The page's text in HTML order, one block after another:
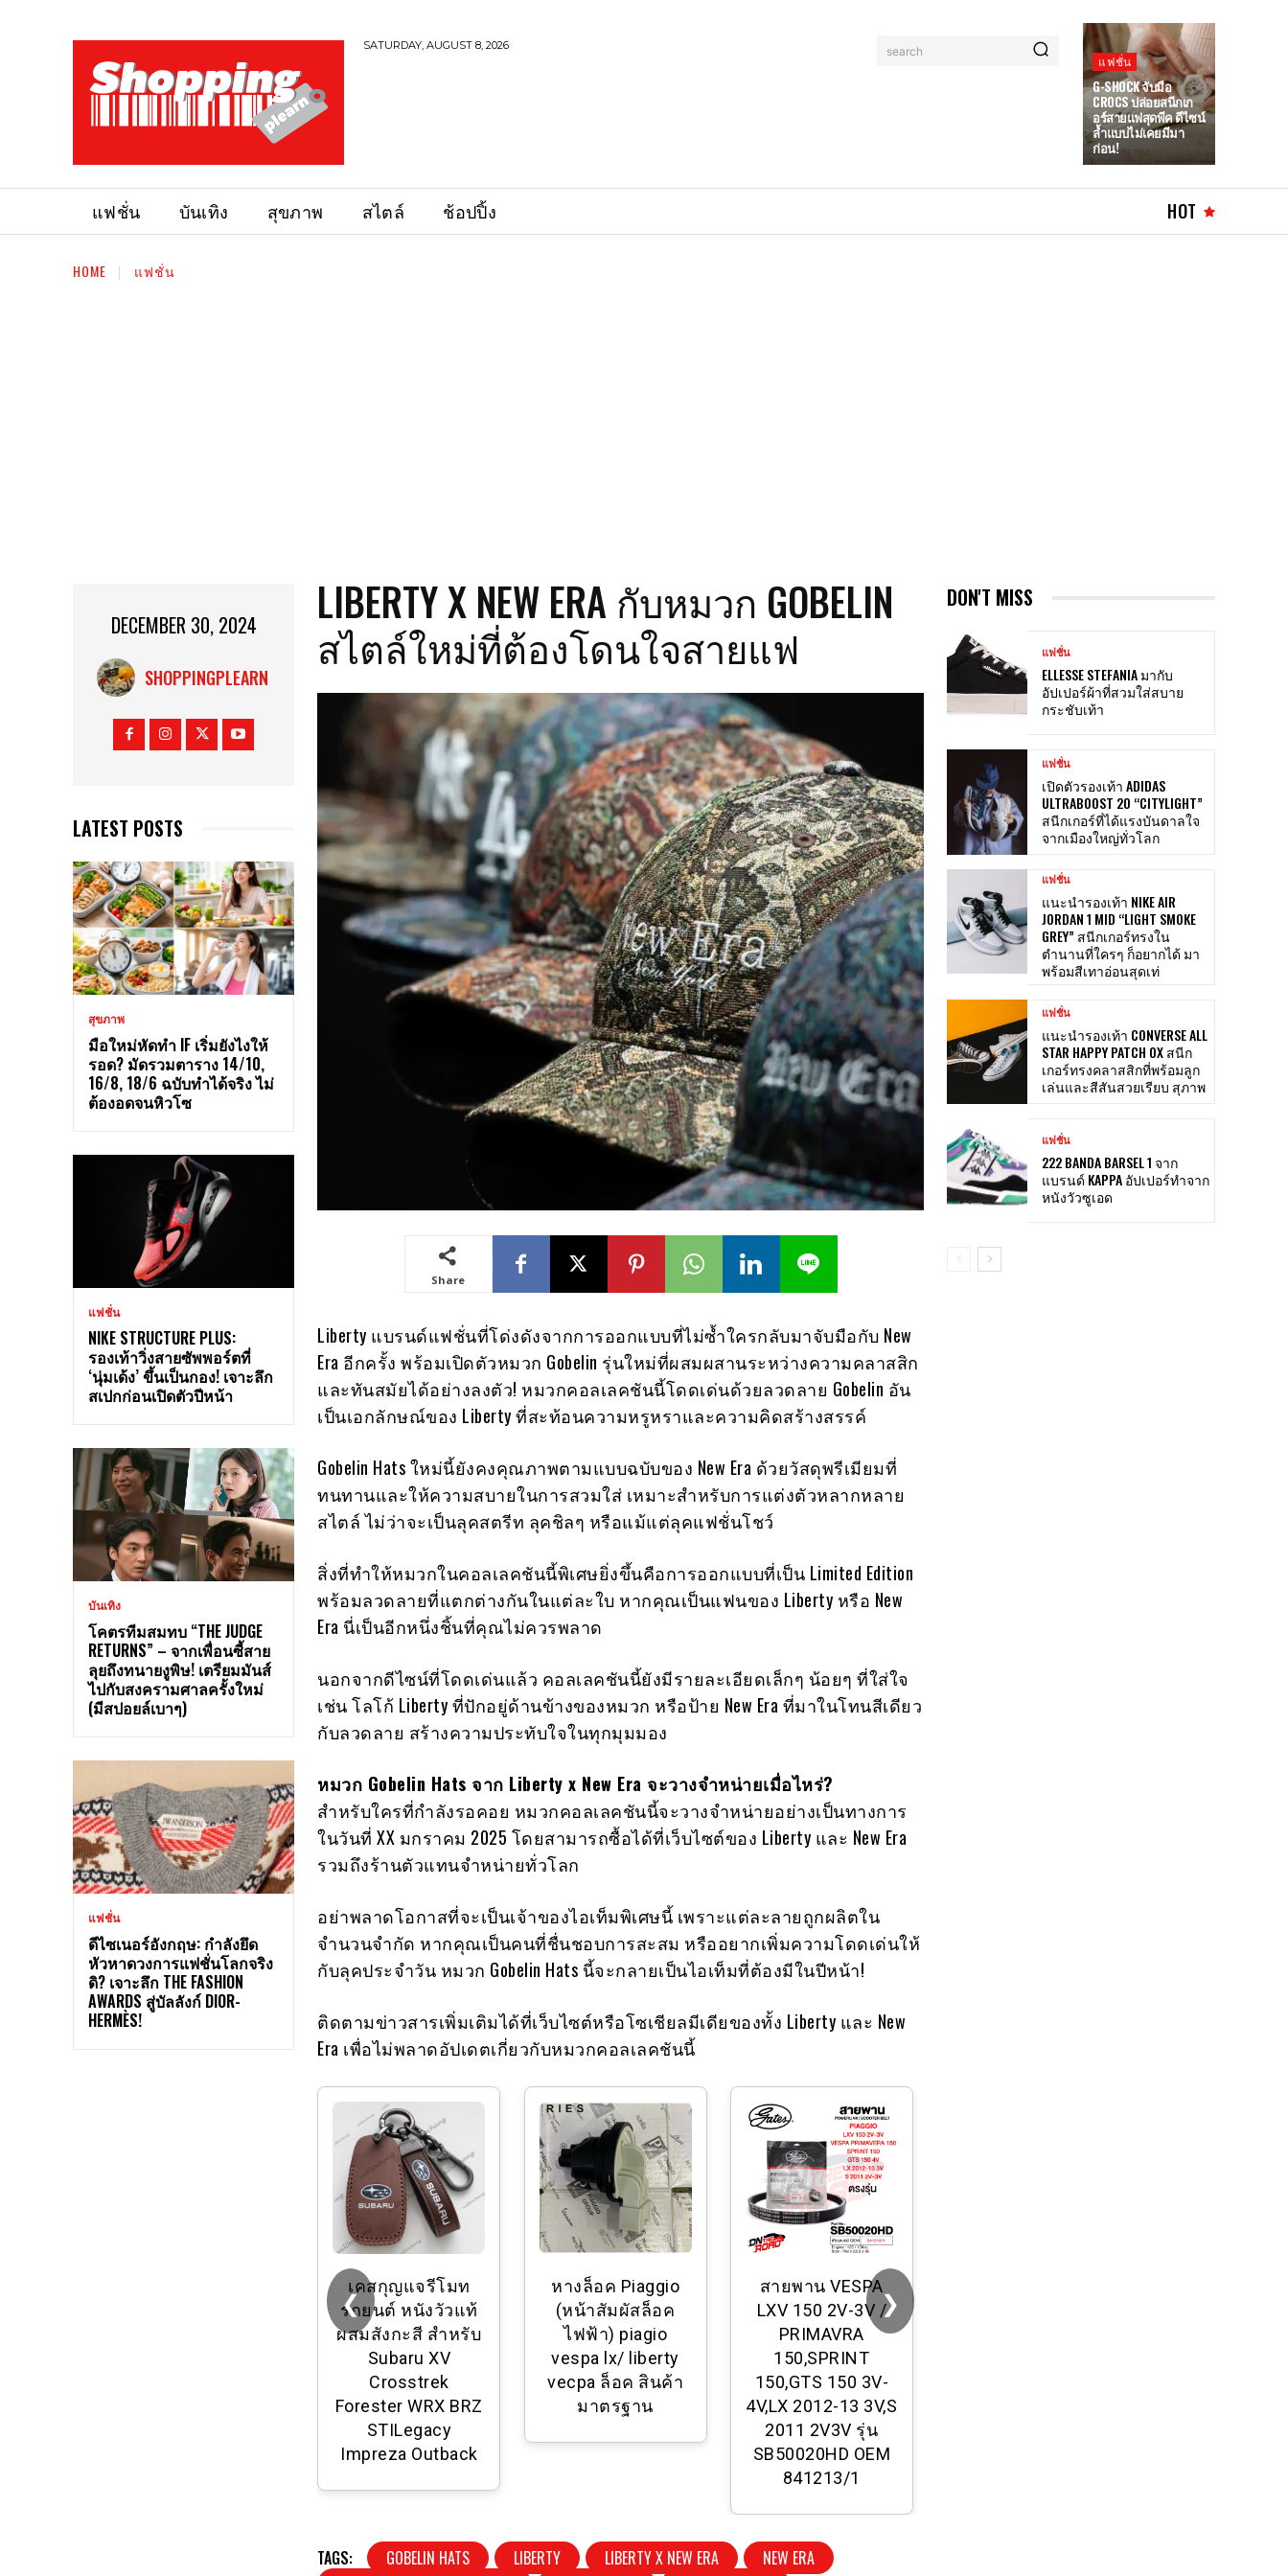
SATURDAY, AUGUST 8, 2026 search
แฟชั่น
G-SHOCK จับมือ
CROCS ปล่อยสนีกเก
อร์สายแฟสุดพีค ดีไซน์
ล้ำแบบไม่เคยมีมา
ก่อน!
แฟชั่น บันเทิง สุขภาพ สไตล์ ช้อปปิ้ง HOT
HOME แฟชั่น
DECEMBER 30, 2024
SHOPPINGPLEARN
LATEST POSTS
สุขภาพ
มือใหม่หัดทำ IF เริ่มยังไงให้
รอด? มัดรวมตาราง 14/10,
16/8, 18/6 ฉบับทำได้จริง ไม่
ต้องอดจนหิวโซ
แฟชั่น
NIKE STRUCTURE PLUS:
รองเท้าวิ่งสายซัพพอร์ตที่
‘นุ่มเด้ง’ ขึ้นเป็นกอง! เจาะลึก
สเปกก่อนเปิดตัวปีหน้า
บันเทิง
โคตรทีมสมทบ “THE JUDGE
RETURNS” – จากเพื่อนซี้สาย
ลุยถึงทนายงูพิษ! เตรียมมันส์
ไปกับสงครามศาลครั้งใหม่
(มีสปอยล์เบาๆ)
แฟชั่น
ดีไซเนอร์อังกฤษ: กำลังยึด
หัวหาดวงการแฟชั่นโลกจริง
ดิ? เจาะลึก THE FASHION
AWARDS สู่บัลลังก์ DIOR-
HERMÈS!
LIBERTY X NEW ERA กับหมวก GOBELIN
สไตล์ใหม่ที่ต้องโดนใจสายแฟ
Share
Liberty แบรนด์แฟชั่นที่โด่งดังจากการออกแบบที่ไม่ซ้ำใครกลับมาจับมือกับ New
Era อีกครั้ง พร้อมเปิดตัวหมวก Gobelin รุ่นใหม่ที่ผสมผสานระหว่างความคลาสสิก
และทันสมัยได้อย่างลงตัว! หมวกคอลเลคชันนี้โดดเด่นด้วยลวดลาย Gobelin อัน
เป็นเอกลักษณ์ของ Liberty ที่สะท้อนความหรูหราและความคิดสร้างสรรค์
Gobelin Hats ใหม่นี้ยังคงคุณภาพตามแบบฉบับของ New Era ด้วยวัสดุพรีเมียมที่
ทนทานและให้ความสบายในการสวมใส่ เหมาะสำหรับการแต่งตัวหลากหลาย
สไตล์ ไม่ว่าจะเป็นลุคสตรีท ลุคชิลๆ หรือแม้แต่ลุคแฟชั่นโชว์
สิ่งที่ทำให้หมวกในคอลเลคชันนี้พิเศษยิ่งขึ้นคือการออกแบบที่เป็น Limited Edition
พร้อมลวดลายที่แตกต่างกันในแต่ละใบ หากคุณเป็นแฟนของ Liberty หรือ New
Era นี่เป็นอีกหนึ่งชิ้นที่คุณไม่ควรพลาด
นอกจากดีไซน์ที่โดดเด่นแล้ว คอลเลคชันนี้ยังมีรายละเอียดเล็กๆ น้อยๆ ที่ใส่ใจ
เช่น โลโก้ Liberty ที่ปักอยู่ด้านข้างของหมวก หรือป้าย New Era ที่มาในโทนสีเดียว
กับลวดลาย สร้างความประทับใจในทุกมุมมอง
หมวก Gobelin Hats จาก Liberty x New Era จะวางจำหน่ายเมื่อไหร่?
สำหรับใครที่กำลังรอคอย หมวกคอลเลคชันนี้จะวางจำหน่ายอย่างเป็นทางการ
ในวันที่ XX มกราคม 2025 โดยสามารถซื้อได้ที่เว็บไซต์ของ Liberty และ New Era
รวมถึงร้านตัวแทนจำหน่ายทั่วโลก
อย่าพลาดโอกาสที่จะเป็นเจ้าของไอเท็มพิเศษนี้ เพราะแต่ละลายถูกผลิตใน
จำนวนจำกัด หากคุณเป็นคนที่ชื่นชอบการสะสม หรืออยากเพิ่มความโดดเด่นให้
กับลุคประจำวัน หมวก Gobelin Hats นี้จะกลายเป็นไอเท็มที่ต้องมีในปีหน้า!
ติดตามข่าวสารเพิ่มเติมได้ที่เว็บไซต์หรือโซเชียลมีเดียของทั้ง Liberty และ New
Era เพื่อไม่พลาดอัปเดตเกี่ยวกับหมวกคอลเลคชันนี้
เคสกุญแจรีโมท
รถยนต์ หนังวัวแท้
ผสมสังกะสี สําหรับ
Subaru XV
Crosstrek
Forester WRX BRZ
STILegacy
Impreza Outback
หางล็อค Piaggio
(หน้าสัมผัสล็อค
ไฟฟ้า) piagio
vespa lx/ liberty
vecpa ล็อค สินค้า
มาตรฐาน
สายพาน VESPA
LXV 150 2V-3V /
PRIMAVRA
150,SPRINT
150,GTS 150 3V-
4V,LX 2012-13 3V,S
2011 2V3V รุ่น
SB50020HD OEM
841213/1
❮ ❯
TAGS: GOBELIN HATS LIBERTY LIBERTY X NEW ERA
NEW ERA
DON'T MISS
แฟชั่น
ELLESSE STEFANIA มากับ
อัปเปอร์ผ้าที่สวมใส่สบาย
กระชับเท้า
แฟชั่น
เปิดตัวรองเท้า ADIDAS
ULTRABOOST 20 “CITYLIGHT”
สนีกเกอร์ที่ได้แรงบันดาลใจ
จากเมืองใหญ่ทั่วโลก
แฟชั่น
แนะนำรองเท้า NIKE AIR
JORDAN 1 MID “LIGHT SMOKE
GREY” สนีกเกอร์ทรงใน
ตำนานที่ใครๆ ก็อยากได้ มา
พร้อมสีเทาอ่อนสุดเท่
แฟชั่น
แนะนำรองเท้า CONVERSE ALL
STAR HAPPY PATCH OX สนีก
เกอร์ทรงคลาสสิกที่พร้อมลูก
เล่นและสีสันสวยเรียบ สุภาพ
แฟชั่น
222 BANDA BARSEL 1 จาก
แบรนด์ KAPPA อัปเปอร์ทำจาก
หนังวัวซูเอด